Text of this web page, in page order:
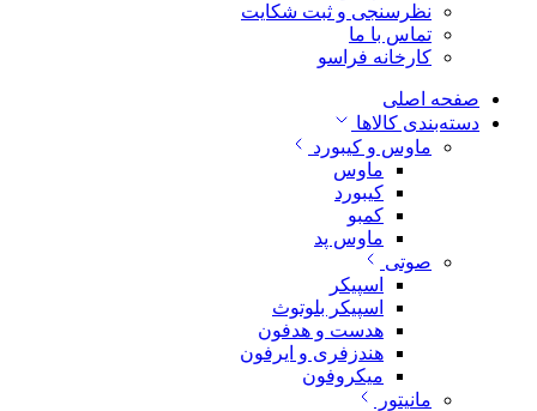
نظرسنجی و ثبت شکایت
تماس با ما
کارخانه فراسو
صفحه اصلی
دسته‌بندی کالاها
ماوس و کیبورد
ماوس
کیبورد
کمبو
ماوس پد
صوتی
اسپیکر
اسپیکر بلوتوث
هدست و هدفون
هندزفری و ایرفون
میکروفون
مانیتور